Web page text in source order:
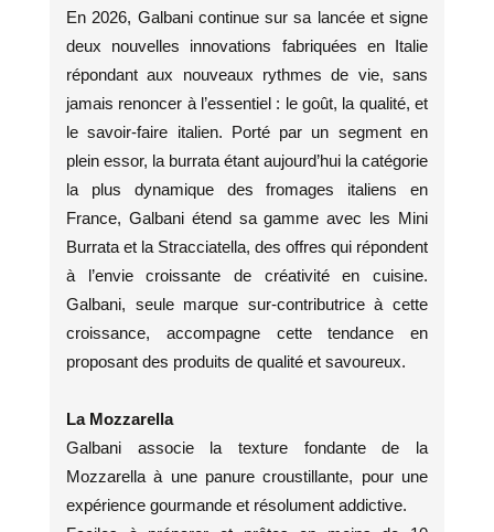
En 2026, Galbani continue sur sa lancée et signe
deux nouvelles innovations fabriquées en Italie
répondant aux nouveaux rythmes de vie, sans
jamais renoncer à l’essentiel : le goût, la qualité, et
le savoir-faire italien. Porté par un segment en
plein essor, la burrata étant aujourd’hui la catégorie
la plus dynamique des fromages italiens en
France, Galbani étend sa gamme avec les Mini
Burrata et la Stracciatella, des offres qui répondent
à l’envie croissante de créativité en cuisine.
Galbani, seule marque sur-contributrice à cette
croissance, accompagne cette tendance en
proposant des produits de qualité et savoureux.
La Mozzarella
Galbani associe la texture fondante de la
Mozzarella à une panure croustillante, pour une
expérience gourmande et résolument addictive.